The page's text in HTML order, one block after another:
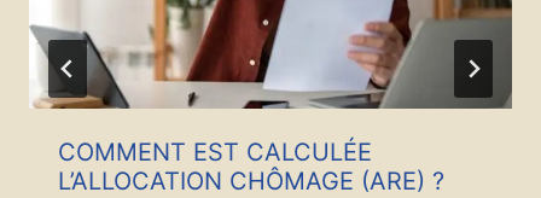
COMMENT EST CALCULÉE
L’ALLOCATION CHÔMAGE (ARE) ?